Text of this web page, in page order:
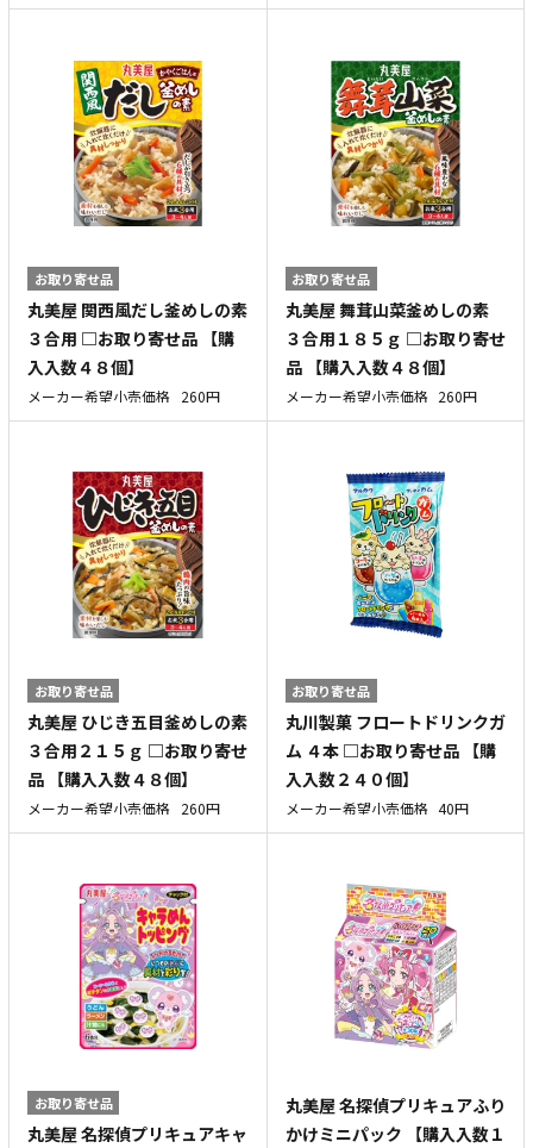
お取り寄せ品
丸美屋 関西風だし釜めしの素
３合用 □お取り寄せ品 【購
入入数４８個】
メーカー希望小売価格 260円
お取り寄せ品
丸美屋 舞茸山菜釜めしの素
３合用１８５ｇ □お取り寄せ
品 【購入入数４８個】
メーカー希望小売価格 260円
お取り寄せ品
丸美屋 ひじき五目釜めしの素
３合用２１５ｇ □お取り寄せ
品 【購入入数４８個】
メーカー希望小売価格 260円
お取り寄せ品
丸川製菓 フロートドリンクガ
ム ４本 □お取り寄せ品 【購
入入数２４０個】
メーカー希望小売価格 40円
お取り寄せ品
丸美屋 名探偵プリキュアキャ
丸美屋 名探偵プリキュアふり
かけミニパック 【購入入数１